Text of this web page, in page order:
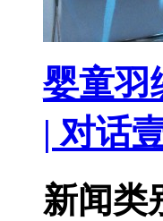
婴童羽
| 对话
新闻类